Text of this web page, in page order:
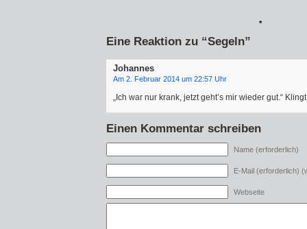
*
Eine Reaktion zu “Segeln”
Johannes
Am 2. Februar 2014 um 22:57 Uhr
„Ich war nur krank, jetzt geht’s mir wieder gut.“
Einen Kommentar schreiben
Name (erforderlich)
E-Mail (erforderlich)
Webseite